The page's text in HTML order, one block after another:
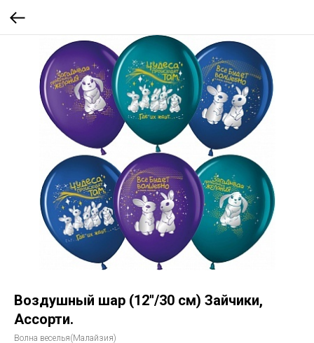
Воздушный шар (12''/30 см) Зайчики,
Ассорти.
Волна веселья(Малайзия)